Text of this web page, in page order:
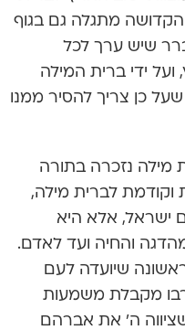
הקדושה מתגלה גם בגוף
שיש ערך לכל
ועל ידי ברית המילה
כן צריך להסיר ממנו
מילה נזכרה בתורה
וקודמת לברית מילה,
ישראל, אלא היא
והחיה ועד לאדם.
שיועדה לעם
מקבלת משמעות
ה’ את אברהם